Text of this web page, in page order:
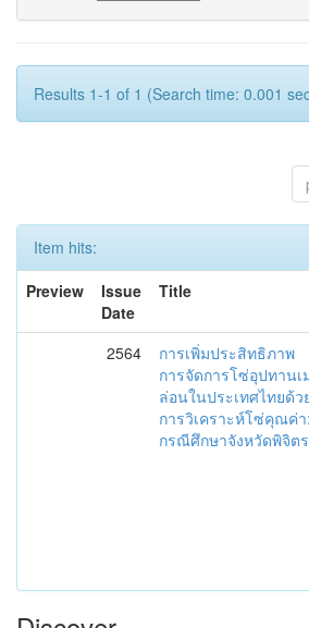
Results 1-1 of 1 (Search time: 0.001
Item hits:
Preview
Issue
Date
Title
2564
การเพิ่มประสิทธิภาพ
การจัดการโซ่อุปทานเ
ล่อนในประเทศไทยด้ว
การวิเคราะห์โซ่คุณค่า:
กรณีศึกษาจังหวัดพิจิตร